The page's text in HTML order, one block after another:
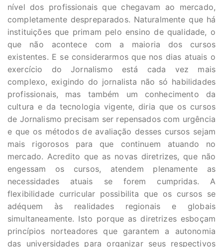
nível dos profissionais que chegavam ao mercado,
completamente despreparados. Naturalmente que há
instituições que primam pelo ensino de qualidade, o
que não acontece com a maioria dos cursos
existentes. E se considerarmos que nos dias atuais o
exercício do Jornalismo está cada vez mais
complexo, exigindo do jornalista não só habilidades
profissionais, mas também um conhecimento da
cultura e da tecnologia vigente, diria que os cursos
de Jornalismo precisam ser repensados com urgência
e que os métodos de avaliação desses cursos sejam
mais rigorosos para que continuem atuando no
mercado. Acredito que as novas diretrizes, que não
engessam os cursos, atendem plenamente as
necessidades atuais se forem cumpridas. A
flexibilidade curricular possibilita que os cursos se
adéquem às realidades regionais e globais
simultaneamente. Isto porque as diretrizes esboçam
princípios norteadores que garantem a autonomia
das universidades para organizar seus respectivos